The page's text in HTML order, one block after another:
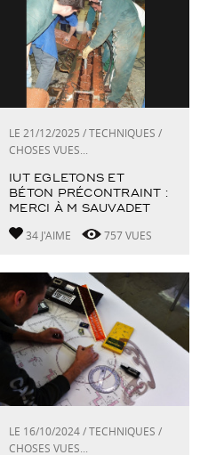
LE 21/12/2025 / TECHNIQUES /
CHOSES VUES...
IUT EGLETONS ET
BÉTON PRÉCONTRAINT :
MERCI À M SAUVADET
34 J'AIME
757 VUES
LE 16/10/2024 / TECHNIQUES /
CHOSES VUES...